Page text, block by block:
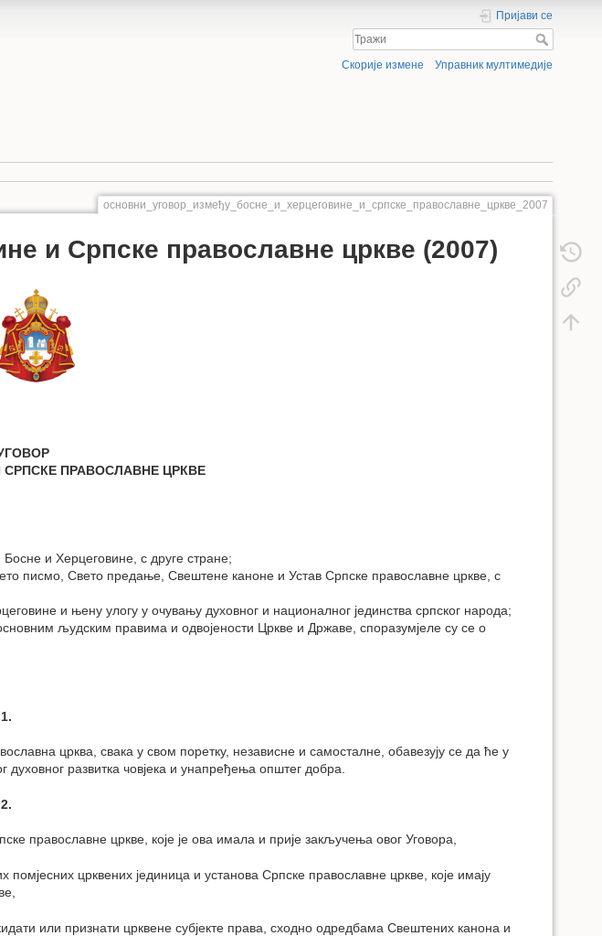
Пријави се
Скорије измене Управник мултимедије
основни_уговор_између_босне_и_херцеговине_и_српске_православне_цркве_2007
и Српске православне цркве (2007)
ПРАВОСЛАВНЕ ЦРКВЕ
и Херцеговине, с друге стране;
писмо, Свето предање, Свештене каноне и Устав Српске православне цркве, с
и њену улогу у очувању духовног и националног јединства српског народа;
људским правима и одвојености Цркве и Државе, споразумјеле су се о
црква, свака у свом поретку, независне и самосталне, обавезују се да ће у
развитка човјека и унапређења општег добра.
православне цркве, које је ова имала и прије закључења овог Уговора,
помјесних црквених јединица и установа Српске православне цркве, које имају
или признати црквене субјекте права, сходно одредбама Свештених канона и